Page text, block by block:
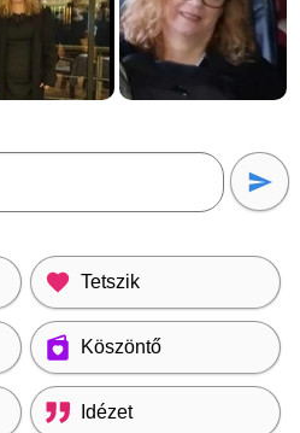
Tetszik
Köszöntő
Idézet